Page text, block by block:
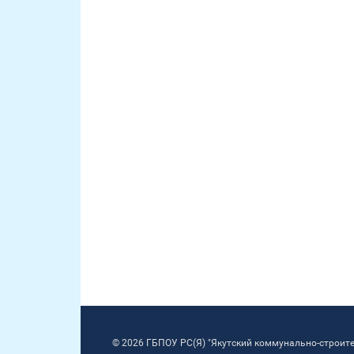
© 2026 ГБПОУ РС(Я) "Якутский коммунально-